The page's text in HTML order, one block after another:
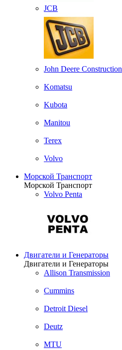
JCB
John Deere Construction
Komatsu
Kubota
Manitou
Terex
Volvo
Морской Транспорт
Морской Транспорт
Volvo Penta
Двигатели и Генераторы
Двигатели и Генераторы
Allison Transmission
Cummins
Detroit Diesel
Deutz
MTU